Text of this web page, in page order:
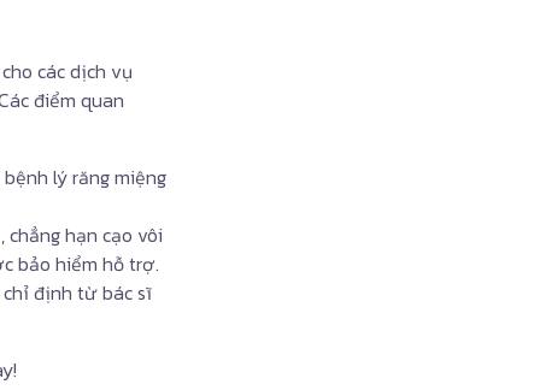
các dịch vụ
điểm quan
lý răng miệng
hạn cạo vôi
bảo hiểm hỗ trợ.
định từ bác sĩ